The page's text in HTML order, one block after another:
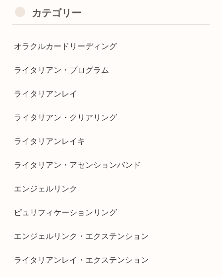
カテゴリー
オラクルカードリーディング
ライタリアン・プログラム
ライタリアンレイ
ライタリアン・クリアリング
ライタリアンレイキ
ライタリアン・アセンションバンド
エンジェルリンク
ピュリフィケーションリング
エンジェルリンク・エクステンション
ライタリアンレイ・エクステンション